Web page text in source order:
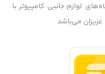
لوازم جانبی کامپیوتر با
می‌باشد